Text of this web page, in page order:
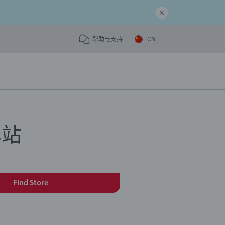
帮助与支持 | CN
Find Store